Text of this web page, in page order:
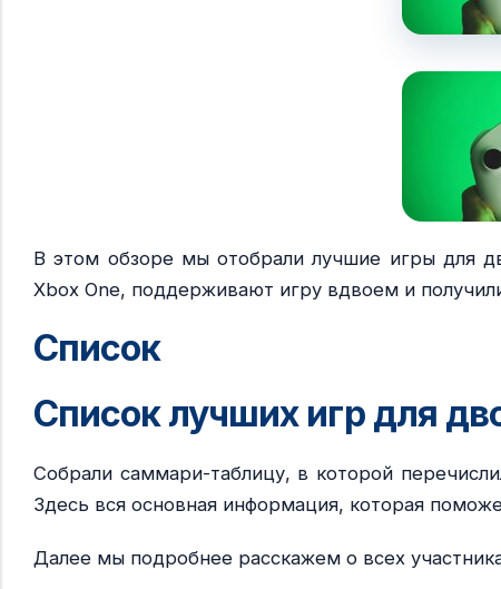
В этом обзоре мы отобрали лучшие игры для
Xbox One, поддерживают игру вдвоем и
Список
Список лучших игр для
Собрали саммари-таблицу, в которой
Здесь вся основная информация, которая
Далее мы подробнее расскажем о всех